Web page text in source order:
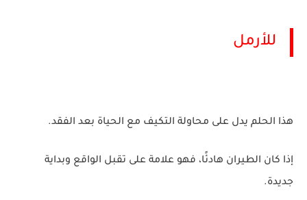
للأرمل
هذا الحلم يدل على محاولة التكيف مع الحياة بعد الفقد.
إذا كان الطيران هادئًا، فهو علامة على تقبل الواقع وبداية
جديدة.